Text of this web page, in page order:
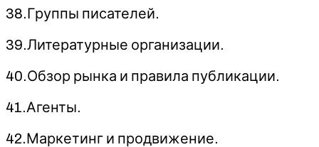
38.Группы писателей.
39.Литературные организации.
40.Обзор рынка и правила публикации.
41.Агенты.
42.Маркетинг и продвижение.